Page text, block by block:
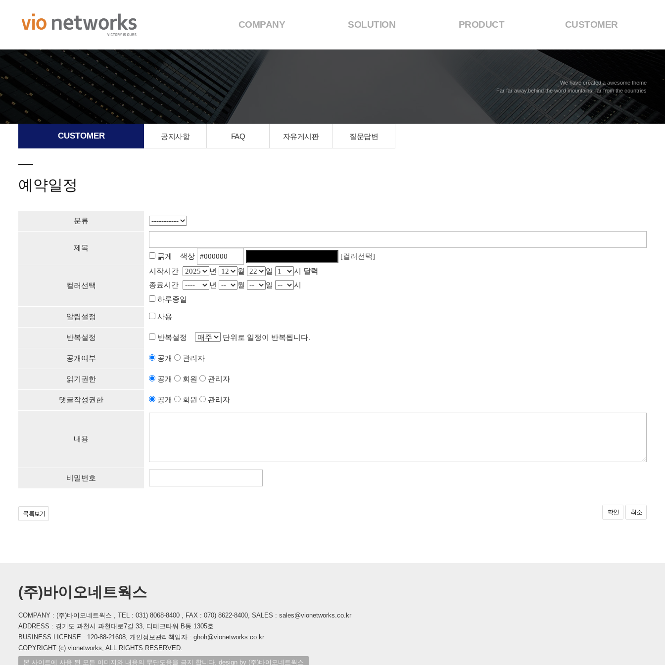
COMPANY SOLUTION PRODUCT CUSTOMER
We have created a awesome theme
Far far away,behind the word mountains, far from the countries
CUSTOMER 공지사항 FAQ 자유게시판 질문답변
예약일정
분류
제목
굵게 색상
[컬러선택]
컬러선택
시작시간 년 월 일 시 달력
종료시간
년 월 일
시
하루종일
알림설정 사용
반복설정 반복설정 단위로 일정이 반복됩니다.
공개여부 공개 관리자
읽기권한 공개 회원 관리자
댓글작성권한 공개 회원 관리자
내용
비밀번호
(주)바이오네트웍스
COMPANY : (주)바이오네트웍스 , TEL : 031) 8068-8400 , FAX : 070) 8622-8400, SALES : sales@vionetworks.co.kr
ADDRESS : 경기도 과천시 과천대로7길 33, 디테크타워 B동 1305호
BUSINESS LICENSE : 120-88-21608, 개인정보관리책임자 : ghoh@vionetworks.co.kr
COPYRIGHT (c) vionetworks, ALL RIGHTS RESERVED.
본 사이트에 사용 된 모든 이미지와 내용의 무단도용을 금지 합니다. design by (주)바이오네트웍스